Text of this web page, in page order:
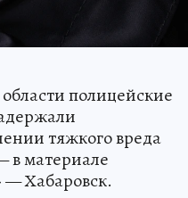
полицейские
тяжкого вреда
в материале
— Хабаровск.